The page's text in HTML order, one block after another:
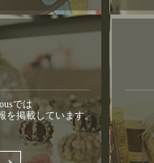
では
を掲載しています。